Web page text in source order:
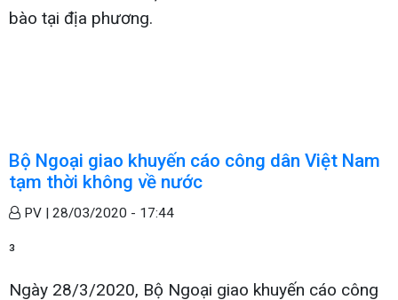
bào tại địa phương.
Bộ Ngoại giao khuyến cáo công dân Việt Nam
tạm thời không về nước
PV | 28/03/2020 - 17:44
³
Ngày 28/3/2020, Bộ Ngoại giao khuyến cáo công